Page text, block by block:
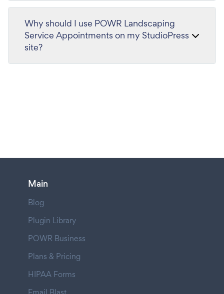
Why should I use POWR Landscaping
Service Appointments on my StudioPress
site?
Main
Blog
Plugin Library
POWR Business
Plans & Pricing
HIPAA Forms